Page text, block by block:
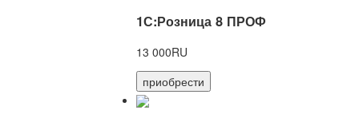
1С:Розница 8 ПРОФ
13 000RU
приобрести